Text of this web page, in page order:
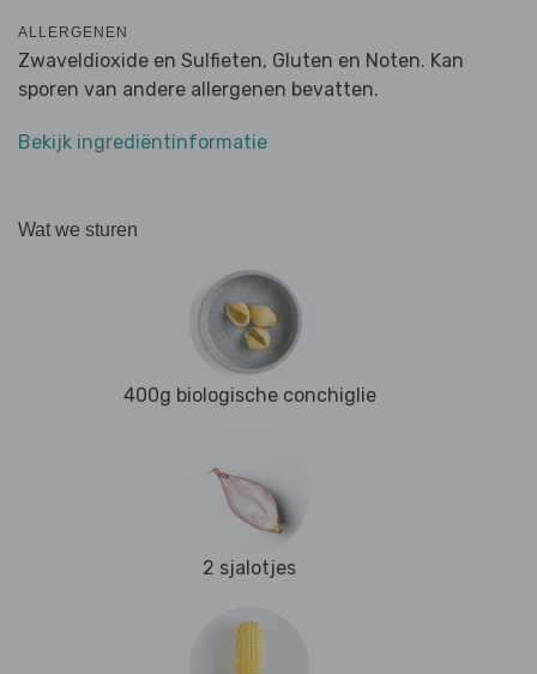
ALLERGENEN
Zwaveldioxide en Sulfieten, Gluten en Noten. Kan
sporen van andere allergenen bevatten.
Bekijk ingrediëntinformatie
Wat we sturen
400g biologische conchiglie
2 sjalotjes